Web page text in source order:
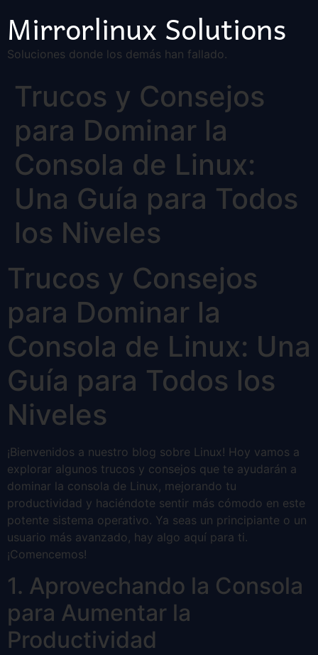
Mirrorlinux Solutions
Soluciones donde los demás han fallado.
Trucos y Consejos
para Dominar la
Consola de Linux:
Una Guía para Todos
los Niveles
Trucos y Consejos
para Dominar la
Consola de Linux: Una
Guía para Todos los
Niveles
¡Bienvenidos a nuestro blog sobre Linux! Hoy vamos a
explorar algunos trucos y consejos que te ayudarán a
dominar la consola de Linux, mejorando tu
productividad y haciéndote sentir más cómodo en este
potente sistema operativo. Ya seas un principiante o un
usuario más avanzado, hay algo aquí para ti.
¡Comencemos!
1. Aprovechando la Consola
para Aumentar la
Productividad